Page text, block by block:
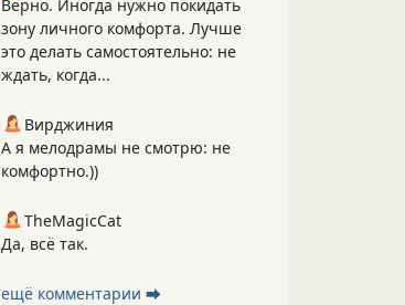
Верно. Иногда нужно покидать
зону личного комфорта. Лучше
это делать самостоятельно: не
ждать, когда...
Вирджиния
А я мелодрамы не смотрю: не
комфортно.))
TheMagicCat
Да, всё так.
ещё комментарии ⮕